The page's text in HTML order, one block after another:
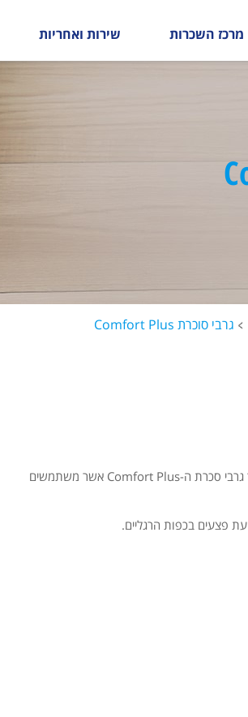
מרכז השכרות שירות ואחריות
גרבי סוכרת Comfort Plus
יצרני גרביים רבים מספרים ששלהם מותאמות במיוחד עבור סוכרתיים, אך גרבי סכרת ה-Comfort Plus אשר משתמשים